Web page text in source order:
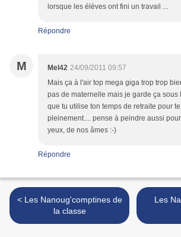
lorsque les élèves ont fini un travail ...
Répondre
M Mel42 24/09/2011 09:57
Mais ça à l'air top mega giga trop trop
pas de maternelle mais je garde ça sous
que tu utilise ton temps de retraite pour
pleinement.... pense à peindre aussi
yeux, de nos âmes :-)
Répondre
< Les Nanoug'comptines de
la classe